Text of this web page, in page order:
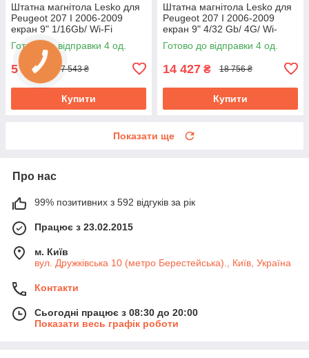
Штатна магнітола Lesko для
Peugeot 207 I 2006-2009
екран 9" 1/16Gb/ Wi-Fi
Optima GPS Android Пожо
Готово до відправки 4 од.
5 802₴ 7 543 ₴
Купити
Штатна магнітола Lesko для
Peugeot 207 I 2006-2009
екран 9" 4/32 Gb/ 4G/ Wi-
Fi/CarPlay Top GPS Android
Готово до відправки 4 од.
14 427 ₴ 18 756 ₴
Купити
Показати ще
Про нас
99% позитивних з 592 відгуків за рік
Працює з 23.02.2015
м. Київ
вул. Дружківська 10 (метро Берестейська)., Київ, Україна
Контакти
Сьогодні працює з 08:30 до 20:00
Показати весь графік роботи